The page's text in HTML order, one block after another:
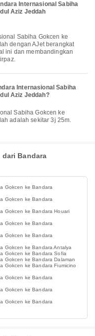
Internasional Sabiha
Aziz Jeddah
dengan AJet berangkat
ini dan membandingkan
Internasional Sabiha
Aziz Jeddah?
adalah sekitar 3j 25m.
dari Bandara
Gokcen ke Bandara
Gokcen ke Bandara
Gokcen ke Bandara Houari
Gokcen ke Bandara
Gokcen ke Bandara
Gokcen ke Bandara Antalya
Gokcen ke Bandara Sofia
Gokcen ke Bandara Dalaman
Gokcen ke Bandara Fiumicino
Gokcen ke Bandara
Gokcen ke Bandara
Gokcen ke Bandara